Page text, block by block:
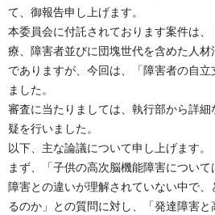
て、御報告申し上げます。
本委員会に付託されております案件は
療、障害者並びに団塊世代を含めた人材
でありますが、今回は、「障害者の自
ました。
審査に当たりましては、執行部から詳
疑を行いました。
以下、主な論議について申し上げます。
まず、「子供の高次脳機能障害につい
障害との違いが理解されていない中で
るのか」との質問に対し、「発達障害